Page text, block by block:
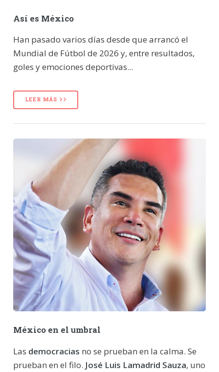
Así es México
Han pasado varios días desde que arrancó el
Mundial de Fútbol de 2026 y, entre resultados,
goles y emociones deportivas...
LEER MÁS
México en el umbral
Las democracias no se prueban en la calma. Se
prueban en el filo. José Luis Lamadrid Sauza, uno